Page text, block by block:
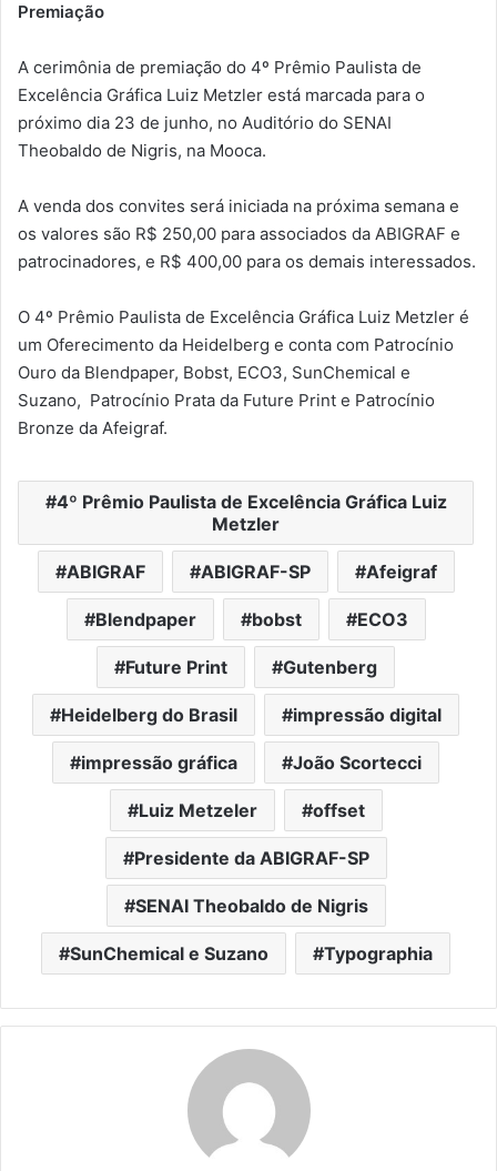
Premiação
A cerimônia de premiação do 4º Prêmio Paulista de
Excelência Gráfica Luiz Metzler está marcada para o
próximo dia 23 de junho, no Auditório do SENAI
Theobaldo de Nigris, na Mooca.
A venda dos convites será iniciada na próxima semana e
os valores são R$ 250,00 para associados da ABIGRAF e
patrocinadores, e R$ 400,00 para os demais interessados.
O 4º Prêmio Paulista de Excelência Gráfica Luiz Metzler é
um Oferecimento da Heidelberg e conta com Patrocínio
Ouro da Blendpaper, Bobst, ECO3, SunChemical e
Suzano, Patrocínio Prata da Future Print e Patrocínio
Bronze da Afeigraf.
4º Prêmio Paulista de Excelência Gráfica Luiz
Metzler
ABIGRAF ABIGRAF-SP Afeigraf
Blendpaper bobst ECO3
Future Print Gutenberg
Heidelberg do Brasil impressão digital
impressão gráfica João Scortecci
Luiz Metzeler offset
Presidente da ABIGRAF-SP
SENAI Theobaldo de Nigris
SunChemical e Suzano Typographia